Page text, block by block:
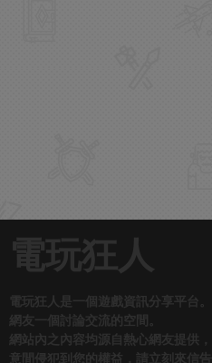
電玩狂人
電玩狂人是一個遊戲資訊分享平台
網友一個討論交流的空間。
網站內之內容均源自熱心網友提供
意間侵犯到您的權益，請立刻來信告